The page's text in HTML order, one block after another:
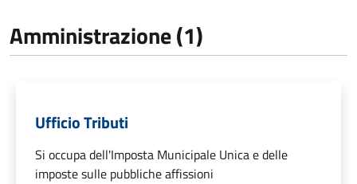
Amministrazione (1)
Ufficio Tributi
Si occupa dell'Imposta Municipale Unica e delle
imposte sulle pubbliche affissioni